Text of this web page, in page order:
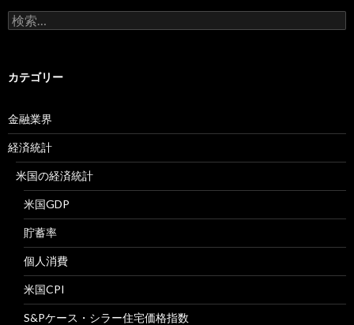
検
索:
カテゴリー
金融業界
経済統計
米国の経済統計
米国GDP
貯蓄率
個人消費
米国CPI
S&Pケース・シラー住宅価格指数